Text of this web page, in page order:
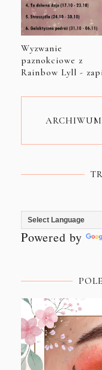
Wyzwanie
paznokciowe z
Rainbow Lyll -
ARCHIWUM
Powered by